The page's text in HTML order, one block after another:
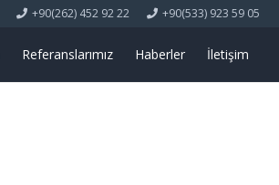
+90(262) 452 92 22 +90(533) 923 59 05
Referanslarımız Haberler İletişim